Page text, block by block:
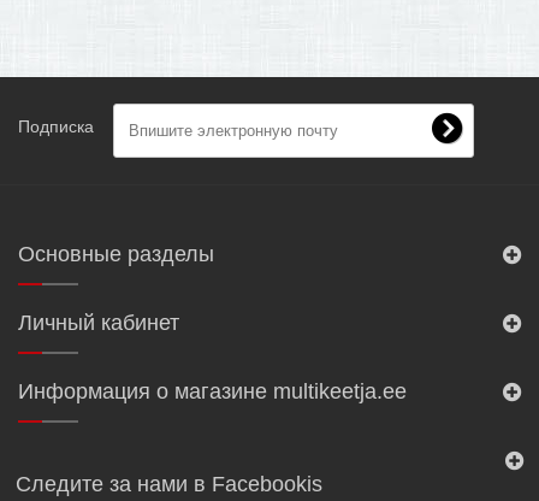
Подписка
Основные разделы
Личный кабинет
Информация о магазине multikeetja.ee
Следите за нами в Facebookis